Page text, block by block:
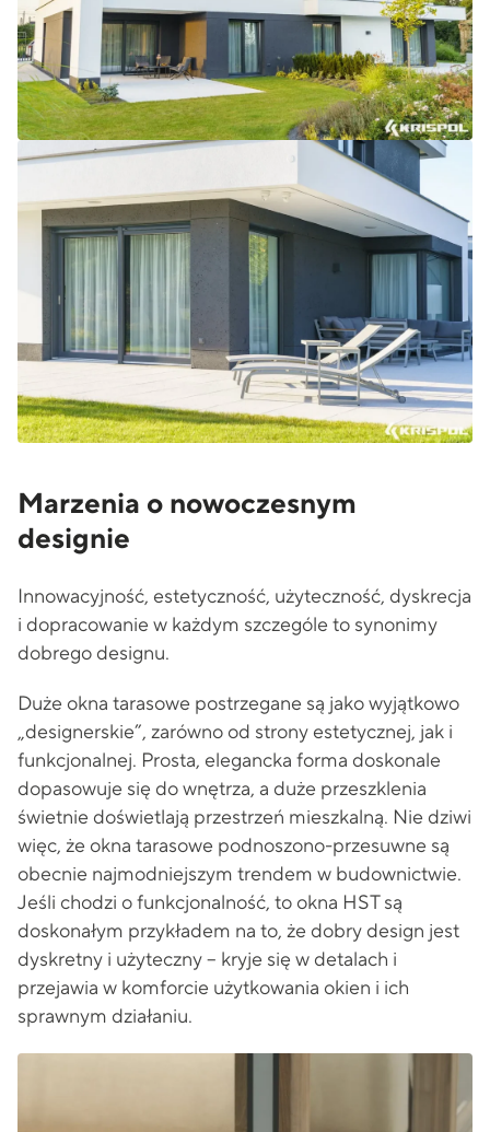
Marzenia o nowoczesnym
designie
Innowacyjność, estetyczność, użyteczność, dyskrecja
i dopracowanie w każdym szczególe to synonimy
dobrego designu.
Duże okna tarasowe postrzegane są jako wyjątkowo
„designerskie”, zarówno od strony estetycznej, jak i
funkcjonalnej. Prosta, elegancka forma doskonale
dopasowuje się do wnętrza, a duże przeszklenia
świetnie doświetlają przestrzeń mieszkalną. Nie dziwi
więc, że okna tarasowe podnoszono-przesuwne są
obecnie najmodniejszym trendem w budownictwie.
Jeśli chodzi o funkcjonalność, to okna HST są
doskonałym przykładem na to, że dobry design jest
dyskretny i użyteczny – kryje się w detalach i
przejawia w komforcie użytkowania okien i ich
sprawnym działaniu.